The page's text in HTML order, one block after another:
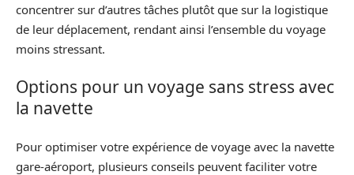
concentrer sur d’autres tâches plutôt que sur la logistique
de leur déplacement, rendant ainsi l’ensemble du voyage
moins stressant.
Options pour un voyage sans stress avec
la navette
Pour optimiser votre expérience de voyage avec la navette
gare-aéroport, plusieurs conseils peuvent faciliter votre